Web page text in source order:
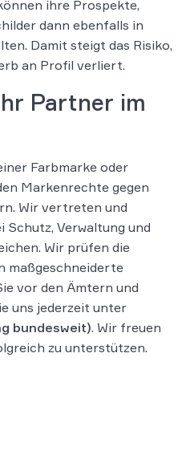
ihre Prospekte,
dann ebenfalls in
Damit steigt das Risiko,
an Profil verliert.
Partner im
Farbmarke oder
Markenrechte gegen
Wir vertreten und
Verwaltung und
Wir prüfen die
maßgeschneiderte
vor den Ämtern und
uns jederzeit unter
bundesweit). Wir freuen
zu unterstützen.